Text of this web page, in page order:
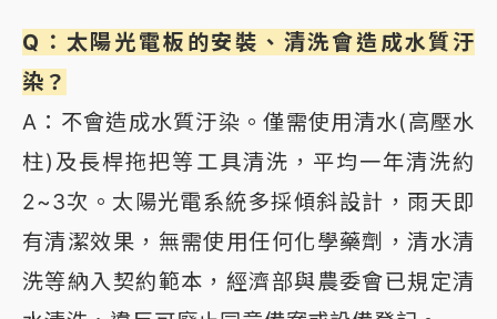
Q：太陽光電板的安裝、清洗會造成水質汙
染？
A：不會造成水質汙染。僅需使用清水(高壓水
柱)及長桿拖把等工具清洗，平均一年清洗約
2~3次。太陽光電系統多採傾斜設計，雨天即
有清潔效果，無需使用任何化學藥劑，清水清
洗等納入契約範本，經濟部與農委會已規定清